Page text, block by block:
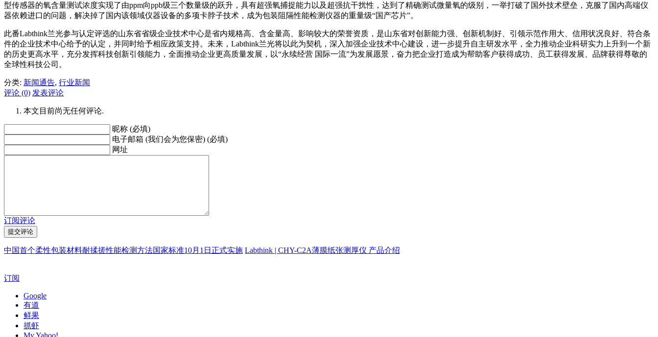
型传感器的氧含量测试浓度实现了由ppm向ppb级三个数量级的跃升，具有超强氧捕捉能力以及超强抗干扰性，达到了精确测试微量氧的级别，一举打破了国外技术壁垒，克服了国内高端仪
器依赖进口的问题，解决掉了国内该领域仪器设备的多项卡脖子技术，成为包装阻隔性能检测仪器的重量级“国产芯片”。
此番Labthink兰光参与认定评选的山东省省级企业技术中心是省内规格高、含金量高、影响较大的荣誉资质，是山东省对创新能力强、创新机制好、引领示范作用大、信用状况良好、符合条
件的企业技术中心给予的认定，并同时给予相应政策支持。未来，Labthink兰光将以此为契机，深入加强企业技术中心建设，进一步提升自主研发水平，全力推动企业科研实力上升到一个新
的历史更高水平，充分发挥科技创新引领能力，全面推动企业更高质量发展，以“永续经营 国际一流”为发展愿景，奋力把企业打造成为帮助客户获得成功、员工获得发展、品牌获得尊敬的
全球性科技公司。
分类: 新闻通告, 行业新闻
评论 (0) 发表评论
本文目前尚无任何评论.
昵称 (必填)
电子邮箱 (我们会为您保密) (必填)
网址
订阅评论
中国首个柔性包装材料耐揉搓性能检测方法国家标准10月1日正式实施 Labthink | CHY-C2A薄膜纸张测厚仪 产品介绍
订阅
Google
有道
鲜果
抓虾
My Yahoo!